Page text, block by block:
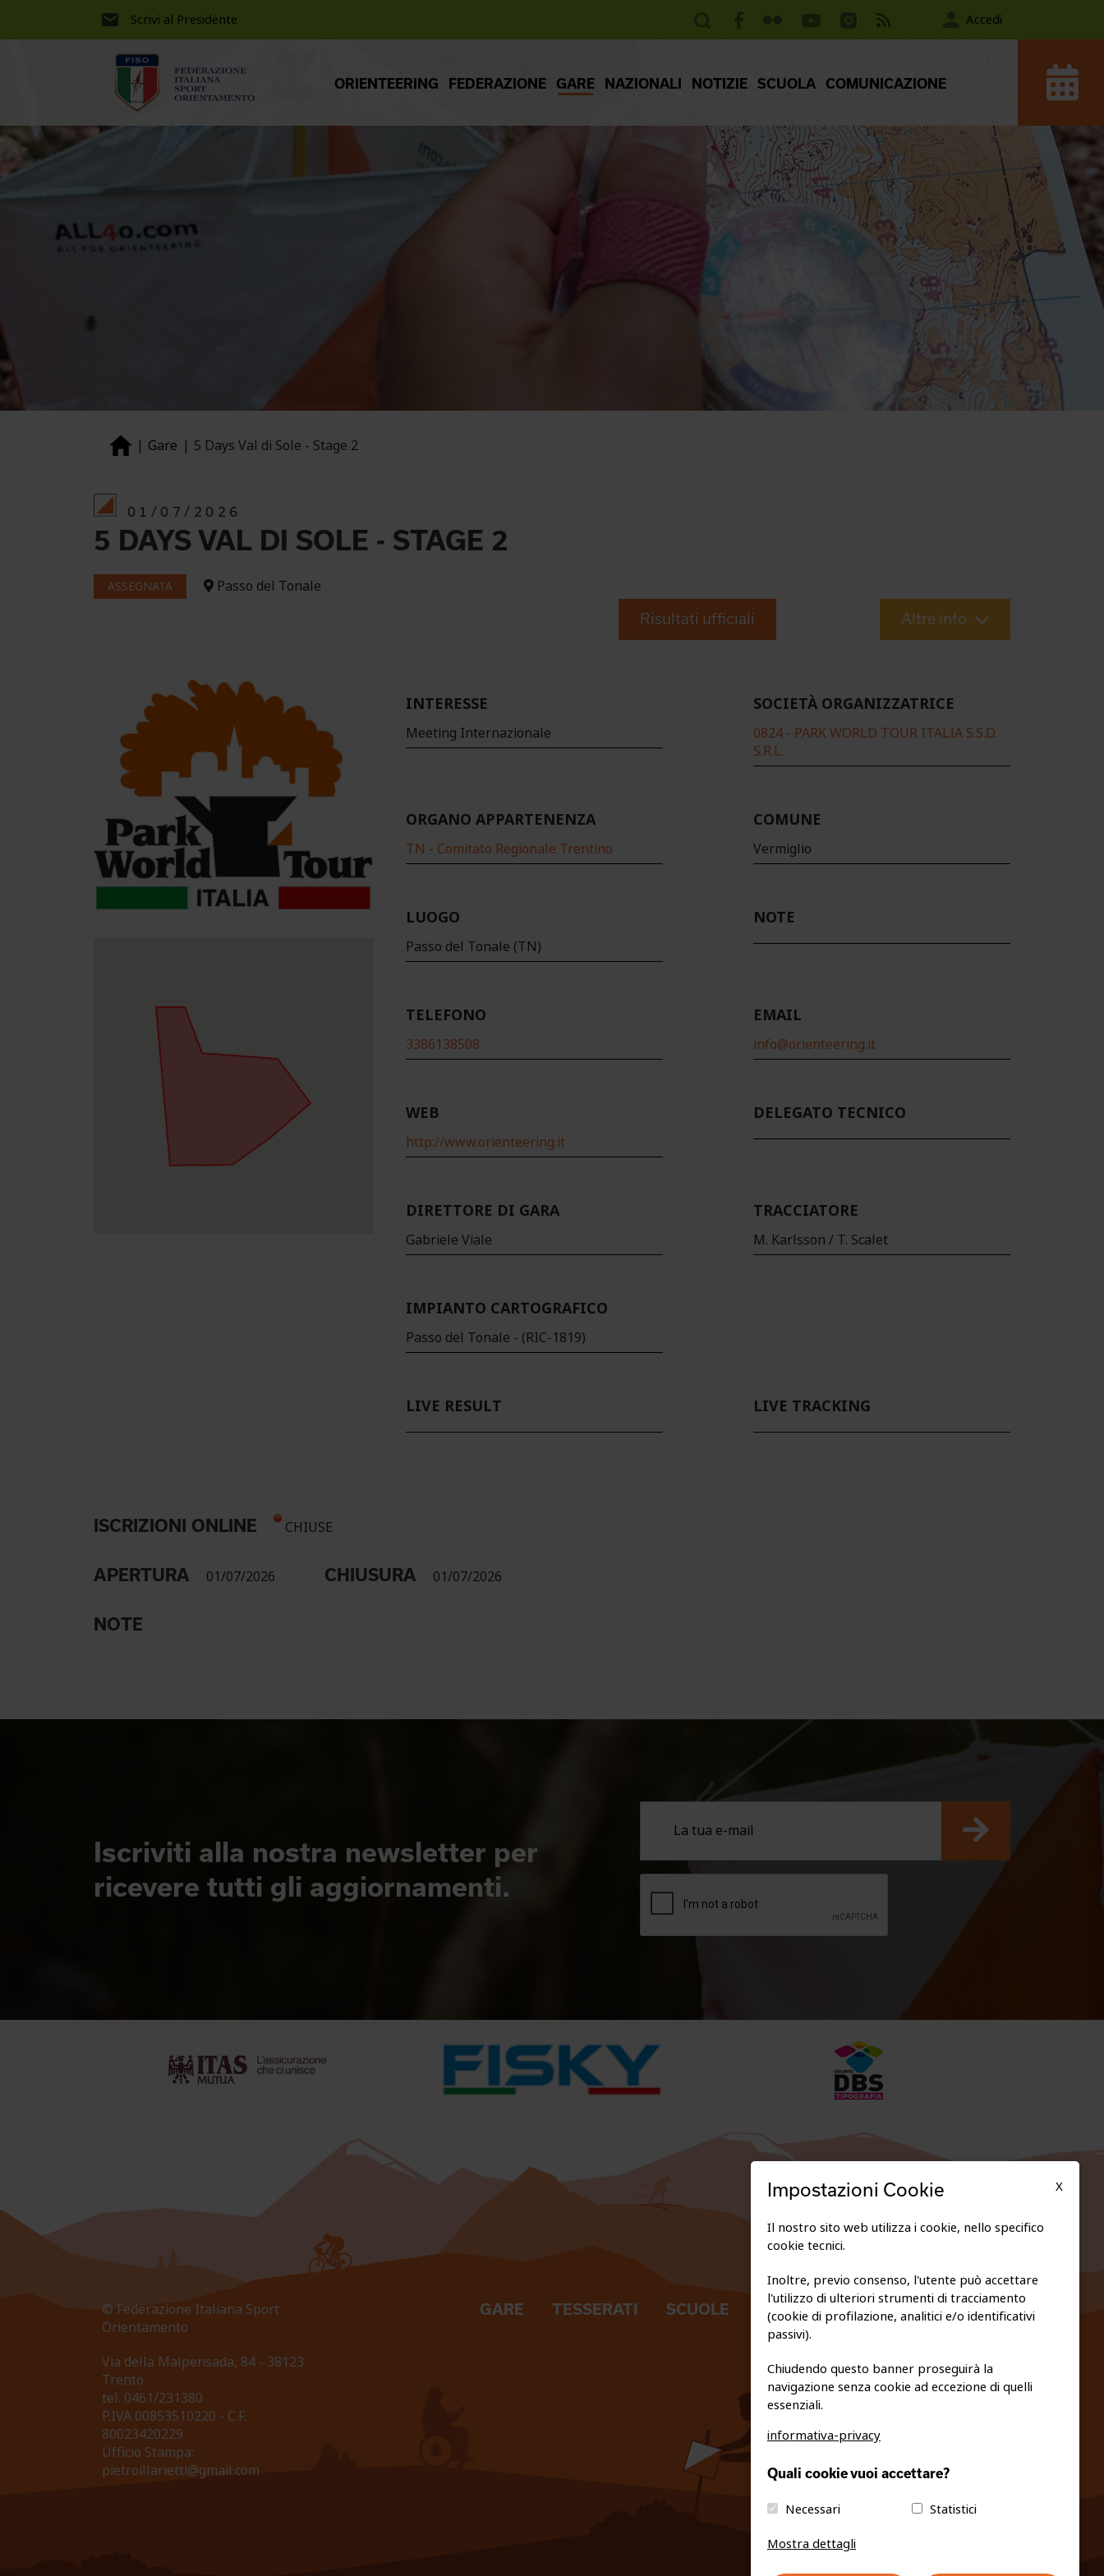
Scrivi al Presidente Accedi
ORIENTEERING FEDERAZIONE GARE NAZIONALI NOTIZIE SCUOLA COMUNICAZIONE
Gare 5 Days Val di Sole - Stage 2
01/07/2026
5 DAYS VAL DI SOLE - STAGE 2
ASSEGNATA Passo del Tonale
Risultati ufficiali Altre info
INTERESSE
Meeting Internazionale
SOCIETÀ ORGANIZZATRICE
0824 - PARK WORLD TOUR ITALIA S.S.D.
S.R.L.
ORGANO APPARTENENZA
TN - Comitato Regionale Trentino
COMUNE
Vermiglio
LUOGO
Passo del Tonale (TN)
NOTE
TELEFONO
3386138508
EMAIL
info@orienteering.it
WEB
http://www.orienteering.it
DELEGATO TECNICO
DIRETTORE DI GARA
Gabriele Viale
TRACCIATORE
M. Karlsson / T. Scalet
IMPIANTO CARTOGRAFICO
Passo del Tonale - (RIC-1819)
LIVE RESULT LIVE TRACKING
ISCRIZIONI ONLINE CHIUSE
APERTURA 01/07/2026 CHIUSURA 01/07/2026
NOTE
Iscriviti alla nostra newsletter per
ricevere tutti gli aggiornamenti.
© Federazione Italiana Sport
Orientamento
Via della Malpensada, 84 - 38123
Trento
tel. 0461/231380
P.IVA 00853510220 - C.F.
80023420229
Ufficio Stampa:
pietroillarietti@gmail.com
GARE TESSERATI SCUOLE
FEDERAZIONE TRASPARENTE
PRIVACY E COOKIE POLICY
info@fiso.it |fiso@pec-mail.eu
X
Impostazioni Cookie
Il nostro sito web utilizza i cookie, nello specifico
cookie tecnici.
Inoltre, previo consenso, l'utente può accettare
l'utilizzo di ulteriori strumenti di tracciamento
(cookie di profilazione, analitici e/o identificativi
passivi).
Chiudendo questo banner proseguirà la
navigazione senza cookie ad eccezione di quelli
essenziali.
informativa-privacy
Quali cookie vuoi accettare?
Necessari
Statistici
Mostra dettagli